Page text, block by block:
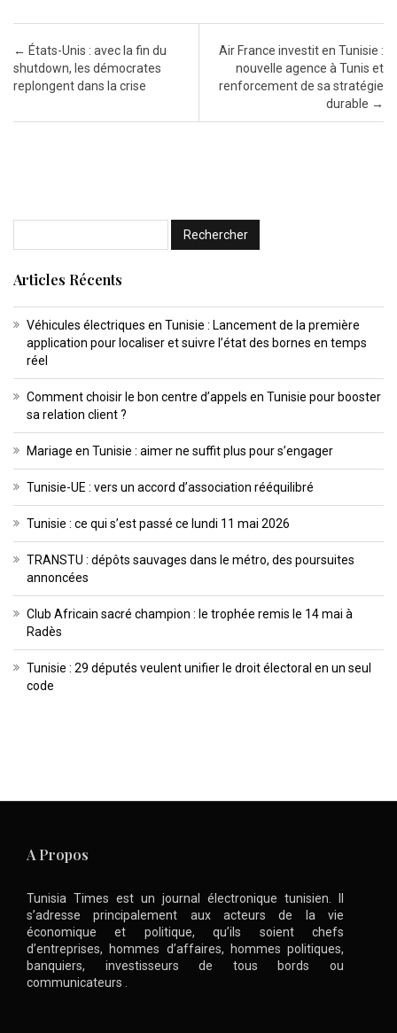
Post navigation
← États-Unis : avec la fin du
shutdown, les démocrates
replongent dans la crise
Air France investit en Tunisie :
nouvelle agence à Tunis et
renforcement de sa stratégie
durable →
Articles Récents
Véhicules électriques en Tunisie : Lancement de la première
application pour localiser et suivre l’état des bornes en temps
réel
Comment choisir le bon centre d’appels en Tunisie pour booster
sa relation client ?
Mariage en Tunisie : aimer ne suffit plus pour s’engager
Tunisie-UE : vers un accord d’association rééquilibré
Tunisie : ce qui s’est passé ce lundi 11 mai 2026
TRANSTU : dépôts sauvages dans le métro, des poursuites
annoncées
Club Africain sacré champion : le trophée remis le 14 mai à
Radès
Tunisie : 29 députés veulent unifier le droit électoral en un seul
code
A Propos
Tunisia Times est un journal électronique tunisien. Il
s’adresse principalement aux acteurs de la vie
économique et politique, qu’ils soient chefs
d’entreprises, hommes d’affaires, hommes politiques,
banquiers, investisseurs de tous bords ou
communicateurs .